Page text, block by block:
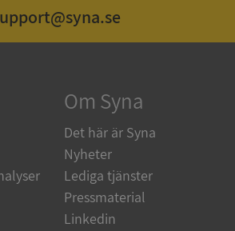
Om Syna
Det här är Syna
Nyheter
Lediga tjänster
Pressmaterial
Linkedin
kakor tillåter
som användarinloggning
Webbplatsen kan inte
utan strikt nödvändiga cookies.
Leverantör
Domän
Microsoft
Corporation